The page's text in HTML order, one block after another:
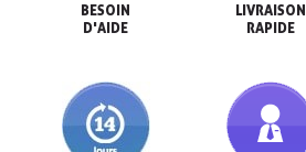
BESOIN
D'AIDE
LIVRAISON
RAPIDE